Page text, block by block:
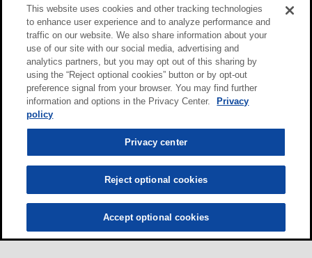
This website uses cookies and other tracking technologies
to enhance user experience and to analyze performance and
traffic on our website. We also share information about your
use of our site with our social media, advertising and
analytics partners, but you may opt out of this sharing by
using the “Reject optional cookies” button or by opt-out
preference signal from your browser. You may find further
information and options in the Privacy Center.
Privacy
policy
Privacy center
Reject optional cookies
Accept optional cookies